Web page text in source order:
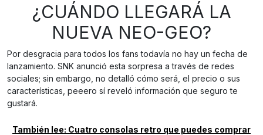
¿CUÁNDO LLEGARÁ LA
NUEVA NEO-GEO?
Por desgracia para todos los fans todavía no hay un fecha de
lanzamiento. SNK anunció esta sorpresa a través de redes
sociales; sin embargo, no detalló cómo será, el precio o sus
características, peeero sí reveló información que seguro te
gustará.
También lee: Cuatro consolas retro que puedes comprar